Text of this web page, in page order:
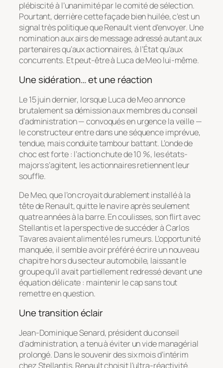
plébiscité à l’unanimité par le comité de sélection.
Pourtant, derrière cette façade bien huilée, c’est un
signal très politique que Renault vient d’envoyer. Une
nomination aux airs de message adressé autant aux
partenaires qu’aux actionnaires, à l’État qu’aux
concurrents. Et peut-être à Luca de Meo lui-même.
Une sidération… et une réaction
Le 15 juin dernier, lorsque Luca de Meo annonce
brutalement sa démission aux membres du conseil
d’administration — convoqués en urgence la veille —
le constructeur entre dans une séquence imprévue,
tendue, mais conduite tambour battant. L’onde de
choc est forte : l’action chute de 10 %, les états-
majors s’agitent, les actionnaires retiennent leur
souffle.
De Meo, que l’on croyait durablement installé à la
tête de Renault, quitte le navire après seulement
quatre années à la barre. En coulisses, son flirt avec
Stellantis et la perspective de succéder à Carlos
Tavares avaient alimenté les rumeurs. L’opportunité
manquée, il semble avoir préféré écrire un nouveau
chapitre hors du secteur automobile, laissant le
groupe qu’il avait partiellement redressé devant une
équation délicate : maintenir le cap sans tout
remettre en question.
Une transition éclair
Jean-Dominique Senard, président du conseil
d’administration, a tenu à éviter un vide managérial
prolongé. Dans le souvenir des six mois d’intérim
chez Stellantis, Renault choisit l’ultra-réactivité.